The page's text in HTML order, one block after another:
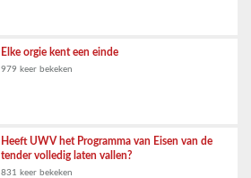
Elke orgie kent een einde
979 keer bekeken
Heeft UWV het Programma van Eisen van de
tender volledig laten vallen?
831 keer bekeken